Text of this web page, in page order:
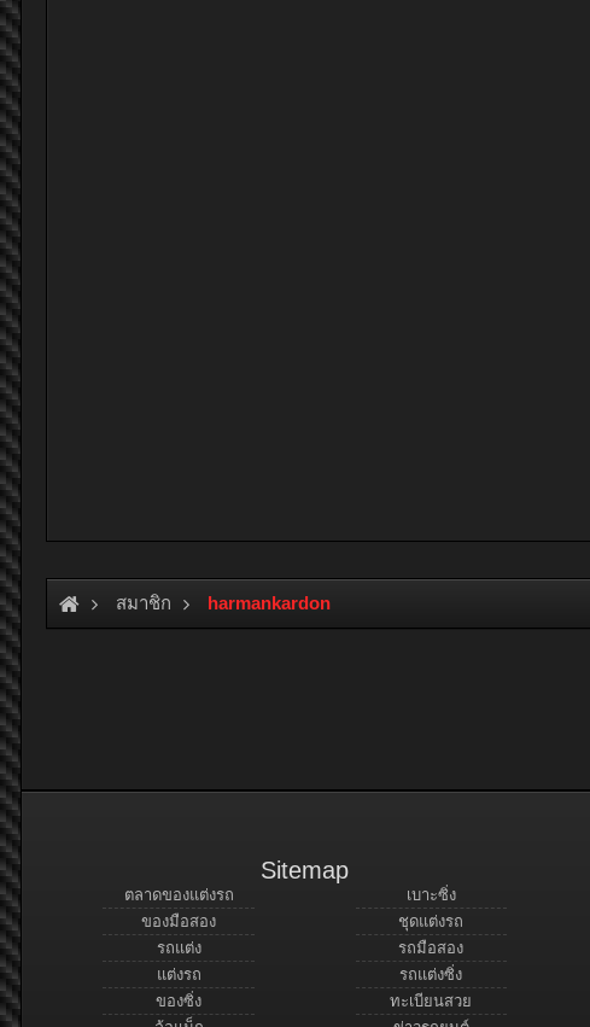
สมาชิก harmankardon
Sitemap
ตลาดของแต่งรถ
ของมือสอง
รถแต่ง
แต่งรถ
ของซิ่ง
เบาะซิ่ง
ชุดแต่งรถ
รถมือสอง
รถแต่งซิ่ง
ทะเบียนสวย